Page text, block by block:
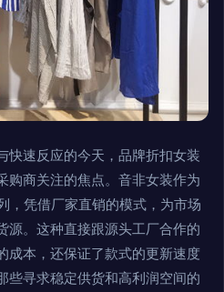
快速反应的今天，品牌折扣女装
购商关注的焦点。音非女装作为
，凭借厂家直销的模式，为市场
源。这种直接跟源头工厂合作的
成本，还保证了款式的更新速度
些寻求稳定供货和高利润空间的